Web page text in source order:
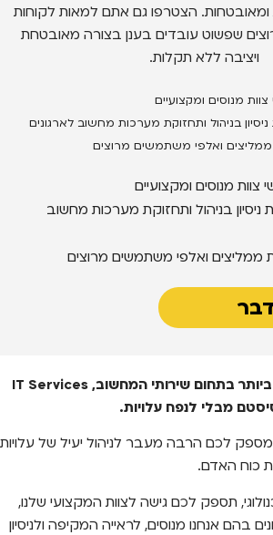
ומאובטחות. הצטרפו גם אתם למאות לקוחות
שפשוט עובדים בענן בצורה מאובטחת
ויציבה ללא תקלות.
ממליצים ואלפי משתמשים מרוצים
שנות ניסיון בניהול ותחזוקת מערכות מחשוב
ממליצים ואלפי משתמשים מרוצים
להעסיק את הטובים ביותר בתחום שירותי המחשוב, IT Services
מבלי לנפח עלויות.
מספק לכם הרבה מעבר לניהול יעיל של עלויות
כוח האדם.
תספק לכם גישה לצוות המקצועי שלנו,
בהם אנחנו מנוסים, לראייה המקיפה ולניסיון